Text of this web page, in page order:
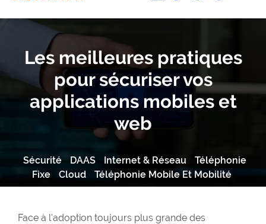
Les meilleures pratiques
pour sécuriser vos
applications mobiles et
web
Sécurité DAAS Internet & Réseau
Téléphonie
Fixe
Cloud Téléphonie Mobile Et Mobilité
Face à l'adoption toujours plus grande des